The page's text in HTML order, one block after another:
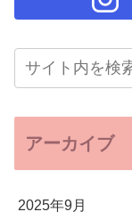
アーカイブ
2025年9月